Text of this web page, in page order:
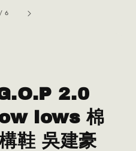
/ 6
2.0
lows 棉
鞋 吳建豪